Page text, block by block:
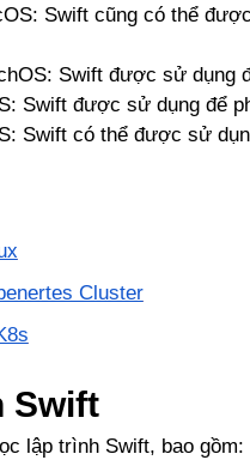
Swift cũng có thể
Swift được sử dụng
Swift được sử dụng để
Swift có thể được sử
Cluster
Swift
lập trình Swift, bao gồm: